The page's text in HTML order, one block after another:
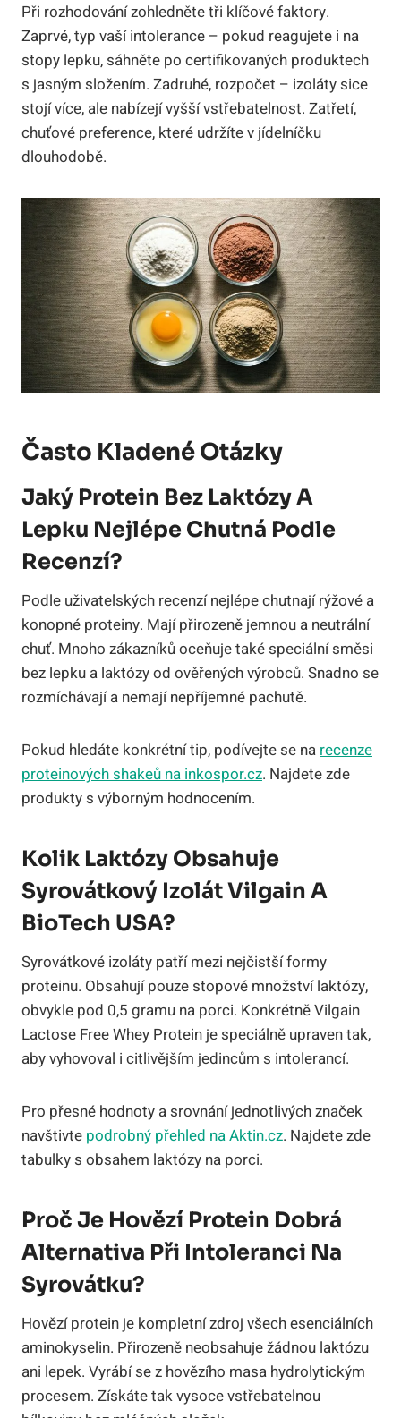
Při rozhodování zohledněte tři klíčové faktory.
Zaprvé, typ vaší intolerance – pokud reagujete i na
stopy lepku, sáhněte po certifikovaných produktech
s jasným složením. Zadruhé, rozpočet – izoláty sice
stojí více, ale nabízejí vyšší vstřebatelnost. Zatřetí,
chuťové preference, které udržíte v jídelníčku
dlouhodobě.
Často Kladené Otázky
Jaký Protein Bez Laktózy A
Lepku Nejlépe Chutná Podle
Recenzí?
Podle uživatelských recenzí nejlépe chutnají rýžové a
konopné proteiny. Mají přirozeně jemnou a neutrální
chuť. Mnoho zákazníků oceňuje také speciální směsi
bez lepku a laktózy od ověřených výrobců. Snadno se
rozmíchávají a nemají nepříjemné pachutě.
Pokud hledáte konkrétní tip, podívejte se narecenze
proteinových shakeů na inkospor.cz. Najdete zde
produkty s výborným hodnocením.
Kolik Laktózy Obsahuje
Syrovátkový Izolát Vilgain A
BioTech USA?
Syrovátkové izoláty patří mezi nejčistší formy
proteinu. Obsahují pouze stopové množství laktózy,
obvykle pod 0,5 gramu na porci. Konkrétně Vilgain
Lactose Free Whey Protein je speciálně upraven tak,
aby vyhovoval i citlivějším jedincům s intolerancí.
Pro přesné hodnoty a srovnání jednotlivých značek
navštivte podrobný přehled na Aktin.cz. Najdete zde
tabulky s obsahem laktózy na porci.
Proč Je Hovězí Protein Dobrá
Alternativa Při Intoleranci Na
Syrovátku?
Hovězí protein je kompletní zdroj všech esenciálních
aminokyselin. Přirozeně neobsahuje žádnou laktózu
ani lepek. Vyrábí se z hovězího masa hydrolytickým
procesem. Získáte tak vysoce vstřebatelnou